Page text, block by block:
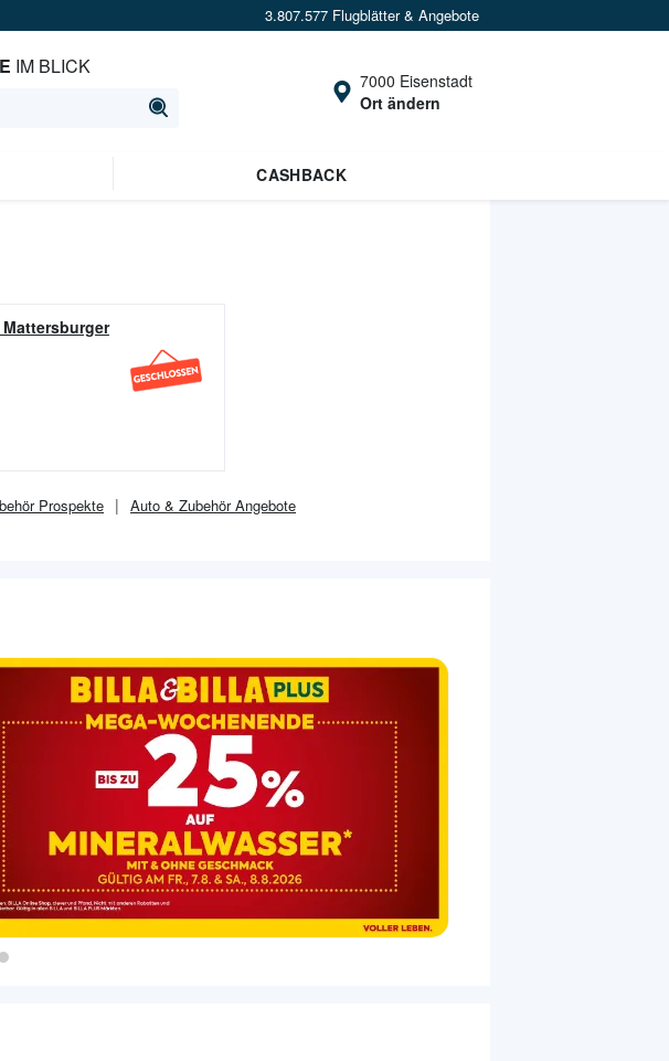
3.807.577 Flugblätter & Angebote
IM BLICK
7000 Eisenstadt
Ort ändern
CASHBACK
Mattersburger
Prospekte Auto & ZubehörAngebote